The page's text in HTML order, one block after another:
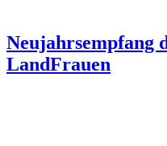
Neujahrsempfang
LandFrauen